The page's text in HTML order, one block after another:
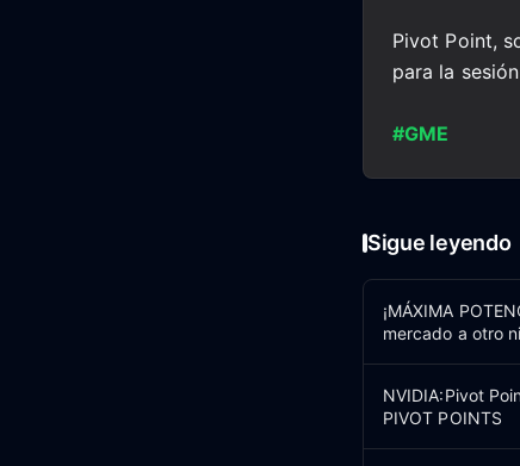
Pivot Point,
para la
#GME
Sigue leyendo
¡MÁXIMA
mercado a otro
NVIDIA:Pivot
PIVOT POINTS